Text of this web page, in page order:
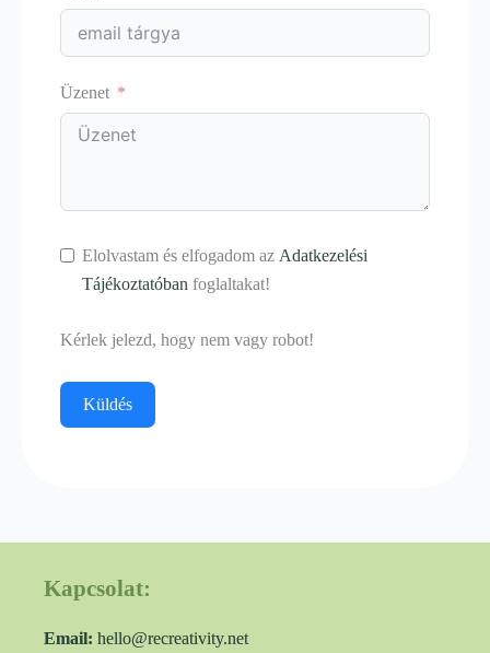
Üzenet
Elolvastam és elfogadom az Adatkezelési
Tájékoztatóban foglaltakat!
Kérlek jelezd, hogy nem vagy robot!
Küldés
Kapcsolat:
Email: hello@recreativity.net